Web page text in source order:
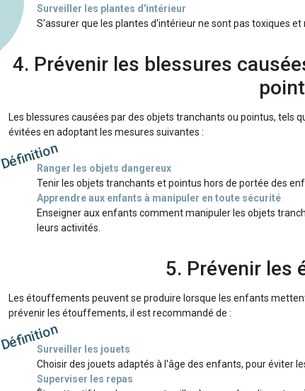
Surveiller les plantes d'intérieur
S'assurer que les plantes d'intérieur ne sont pas toxiques
4. Prévenir les blessures
Les blessures causées par des objets tranchants ou pointus, tels
évitées en adoptant les mesures suivantes :
DéfinitionRanger les objets dangereux
Tenir les objets tranchants et pointus hors de portée des
Apprendre aux enfants à manipuler en toute sécurité
Enseigner aux enfants comment manipuler les objets
leurs activités.
5. Prévenir les
Les étouffements peuvent se produire lorsque les enfants
prévenir les étouffements, il est recommandé de :
DéfinitionSurveiller les jouets
Choisir des jouets adaptés à l'âge des enfants, pour éviter
Superviser les repas